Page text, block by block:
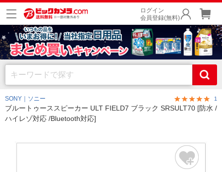
ログイン
会員登録(無料)
SONY｜ソニー 1
ブルートゥーススピーカー ULT FIELD7 ブラック SRSULT70 [防水 /
ハイレゾ対応 /Bluetooth対応]